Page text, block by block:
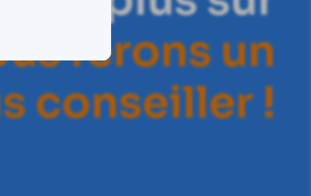
usferonsun
sconseiller!